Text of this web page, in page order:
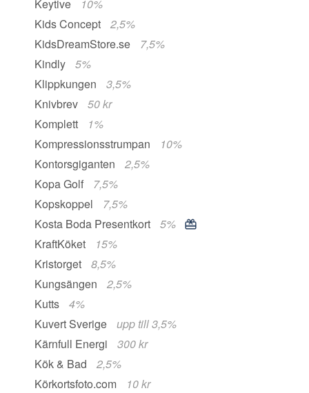
Keytive
10%
Kids Concept
2,5%
KidsDreamStore.se
7,5%
Kindly
5%
Klippkungen
3,5%
Knivbrev
50 kr
Komplett
1%
Kompressionsstrumpan
10%
Kontorsgiganten
2,5%
Kopa Golf
7,5%
Kopskoppel
7,5%
Kosta Boda Presentkort
5%
KraftKöket
15%
Kristorget
8,5%
Kungsängen
2,5%
Kutts
4%
Kuvert Sverige
upp till 3,5%
Kärnfull Energi
300 kr
Kök & Bad
2,5%
Körkortsfoto.com
10 kr